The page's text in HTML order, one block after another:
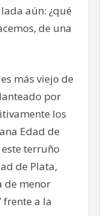
aún: ¿qué
de una
más viejo de
por
los
Edad de
terruño
de Plata,
de menor
a la